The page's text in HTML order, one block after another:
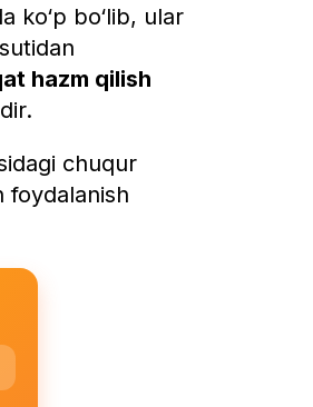
ko‘p bo‘lib, ular
hazm qilish
chuqur
foydalanish